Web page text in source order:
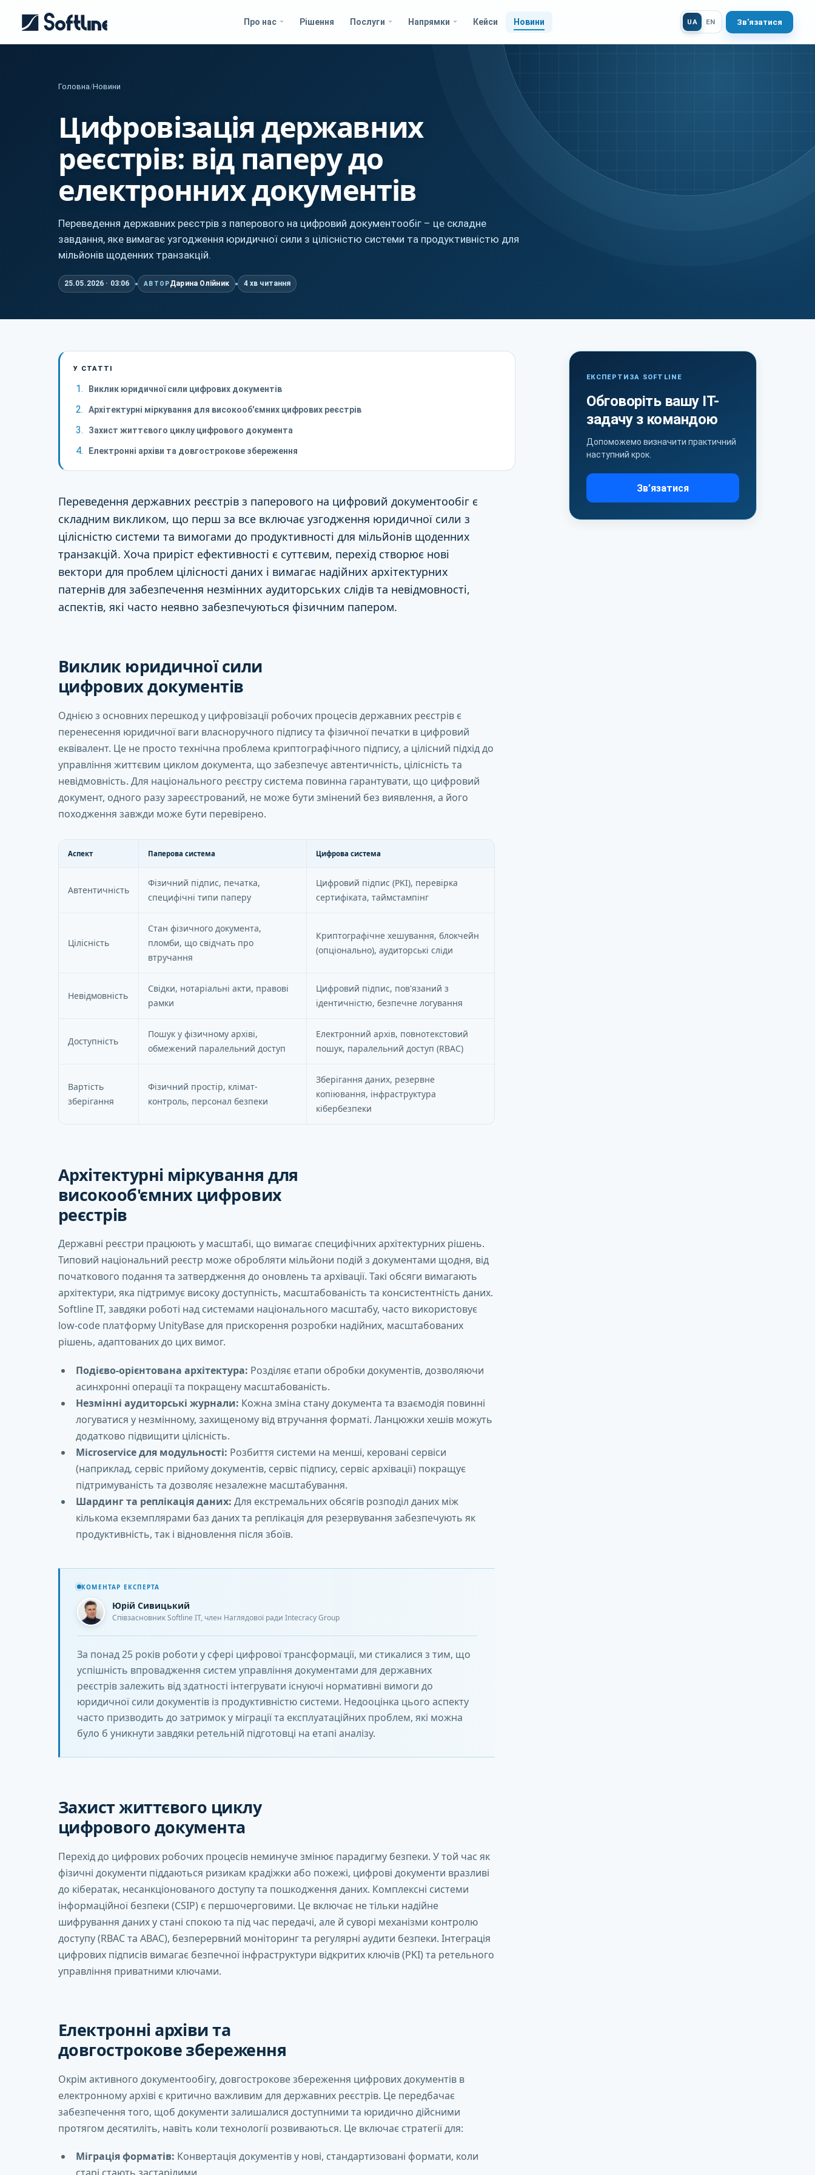
Про нас Рішення Послуги Напрямки Кейси Новини UA EN Зв'язатися
Головна/Новини
Цифровізація державних
реєстрів: від паперу до
електронних документів
Переведення державних реєстрів з паперового на цифровий документообіг – це складне
завдання, яке вимагає узгодження юридичної сили з цілісністю системи та продуктивністю для
мільйонів щоденних транзакцій.
25.05.2026 · 03:06 АВТОРДарина Олійник 4 хв читання
У СТАТТІ
Виклик юридичної сили цифрових документів
Архітектурні міркування для високооб'ємних цифрових реєстрів
Захист життєвого циклу цифрового документа
Електронні архіви та довгострокове збереження
Переведення державних реєстрів з паперового на цифровий документообіг є
складним викликом, що перш за все включає узгодження юридичної сили з
цілісністю системи та вимогами до продуктивності для мільйонів щоденних
транзакцій. Хоча приріст ефективності є суттєвим, перехід створює нові
вектори для проблем цілісності даних і вимагає надійних архітектурних
патернів для забезпечення незмінних аудиторських слідів та невідмовності,
аспектів, які часто неявно забезпечуються фізичним папером.
Виклик юридичної сили
цифрових документів
Однією з основних перешкод у цифровізації робочих процесів державних реєстрів є
перенесення юридичної ваги власноручного підпису та фізичної печатки в цифровий
еквівалент. Це не просто технічна проблема криптографічного підпису, а цілісний підхід до
управління життєвим циклом документа, що забезпечує автентичність, цілісність та
невідмовність. Для національного реєстру система повинна гарантувати, що цифровий
документ, одного разу зареєстрований, не може бути змінений без виявлення, а його
походження завжди може бути перевірено.
Аспект Паперова система Цифрова система
Автентичність
Фізичний підпис, печатка,
специфічні типи паперу
Цифровий підпис (PKI), перевірка
сертифіката, таймстампінг
Цілісність
Стан фізичного документа,
пломби, що свідчать про
втручання
Криптографічне хешування, блокчейн
(опціонально), аудиторські сліди
Невідмовність
Свідки, нотаріальні акти, правові
рамки
Цифровий підпис, пов'язаний з
ідентичністю, безпечне логування
Доступність
Пошук у фізичному архіві,
обмежений паралельний доступ
Електронний архів, повнотекстовий
пошук, паралельний доступ (RBAC)
Вартість
зберігання
Фізичний простір, клімат-
контроль, персонал безпеки
Зберігання даних, резервне
копіювання, інфраструктура
кібербезпеки
Архітектурні міркування для
високооб'ємних цифрових
реєстрів
Державні реєстри працюють у масштабі, що вимагає специфічних архітектурних рішень.
Типовий національний реєстр може обробляти мільйони подій з документами щодня, від
початкового подання та затвердження до оновлень та архівації. Такі обсяги вимагають
архітектури, яка підтримує високу доступність, масштабованість та консистентність даних.
Softline IT, завдяки роботі над системами національного масштабу, часто використовує
low-code платформу UnityBase для прискорення розробки надійних, масштабованих
рішень, адаптованих до цих вимог.
Подієво-орієнтована архітектура: Розділяє етапи обробки документів, дозволяючи
асинхронні операції та покращену масштабованість.
Незмінні аудиторські журнали: Кожна зміна стану документа та взаємодія повинні
логуватися у незмінному, захищеному від втручання форматі. Ланцюжки хешів можуть
додатково підвищити цілісність.
Microservice для модульності: Розбиття системи на менші, керовані сервіси
(наприклад, сервіс прийому документів, сервіс підпису, сервіс архівації) покращує
підтримуваність та дозволяє незалежне масштабування.
Шардинг та реплікація даних: Для екстремальних обсягів розподіл даних між
кількома екземплярами баз даних та реплікація для резервування забезпечують як
продуктивність, так і відновлення після збоїв.
КОМЕНТАР ЕКСПЕРТА
За понад 25 років роботи у сфері цифрової трансформації, ми стикалися з тим, що
успішність впровадження систем управління документами для державних
реєстрів залежить від здатності інтегрувати існуючі нормативні вимоги до
юридичної сили документів із продуктивністю системи. Недооцінка цього аспекту
часто призводить до затримок у міграції та експлуатаційних проблем, які можна
було б уникнути завдяки ретельній підготовці на етапі аналізу.
Юрій Сивицький
Співзасновник Softline IT, член Наглядової ради Intecracy Group
Захист життєвого циклу
цифрового документа
Перехід до цифрових робочих процесів неминуче змінює парадигму безпеки. У той час як
фізичні документи піддаються ризикам крадіжки або пожежі, цифрові документи вразливі
до кібератак, несанкціонованого доступу та пошкодження даних. Комплексні системи
інформаційної безпеки (CSIP) є першочерговими. Це включає не тільки надійне
шифрування даних у стані спокою та під час передачі, але й суворі механізми контролю
доступу (RBAC та ABAC), безперервний моніторинг та регулярні аудити безпеки. Інтеграція
цифрових підписів вимагає безпечної інфраструктури відкритих ключів (PKI) та ретельного
управління приватними ключами.
Електронні архіви та
довгострокове збереження
Окрім активного документообігу, довгострокове збереження цифрових документів в
електронному архіві є критично важливим для державних реєстрів. Це передбачає
забезпечення того, щоб документи залишалися доступними та юридично дійсними
протягом десятиліть, навіть коли технології розвиваються. Це включає стратегії для:
Міграція форматів: Конвертація документів у нові, стандартизовані формати, коли
ЕКСПЕРТИЗА SOFTLINE
Обговоріть вашу ІТ-
задачу з командою
Допоможемо визначити практичний
наступний крок.
Зв’язатися